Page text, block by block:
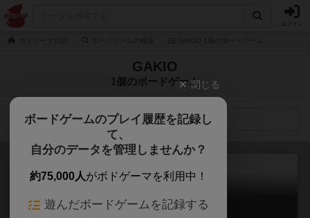
GAKIO
1個のボードゲーム
検索メニュー
フットサルミープル
閉じる
ボードゲームのプレイ履歴を記録し
て、
自分のデータを管理しませんか？
約75,000人がボドゲーマを利用中！
遊んだボードゲームを記録する